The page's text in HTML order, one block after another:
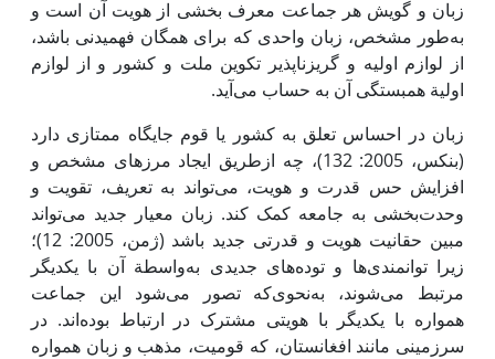
زبان و گویش هر جماعت معرف بخشی از هویت آن است و
به‌طور مشخص، زبان واحدی که برای همگان فهمیدنی باشد،
از لوازم اولیه و گریزناپذیر تکوین ملت و کشور و از لوازم
اولیة همبستگی آن به حساب می‌آید.
زبان در احساس تعلق به کشور یا قوم جایگاه ممتازی دارد
(بنکس، 2005: 132)، چه ازطریق ایجاد مرزهای مشخص و
افزایش حس قدرت و هویت، می‌تواند به تعریف، تقویت و
وحدت‌بخشی به جامعه کمک کند. زبان معیار جدید می‌تواند
مبین حقانیت هویت و قدرتی جدید باشد (ژمن، 2005: 12)؛
زیرا توانمندی‌ها و توده‌های جدیدی به‌واسطة آن با یکدیگر
مرتبط می‌شوند، به‌نحوی‌که تصور می‌شود این جماعت
همواره با یکدیگر با هویتی مشترک در ارتباط بوده‌اند. در
سرزمینی مانند افغانستان، که قومیت، مذهب و زبان همواره